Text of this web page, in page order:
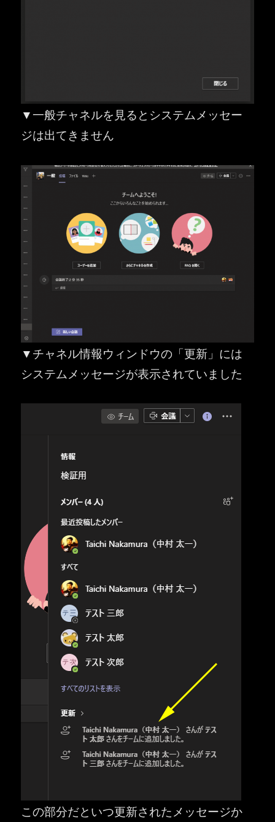
▼一般チャネルを見るとシステムメッセー
ジは出てきません
▼チャネル情報ウィンドウの「更新」には
システムメッセージが表示されていました
この部分だといつ更新されたメッセージか